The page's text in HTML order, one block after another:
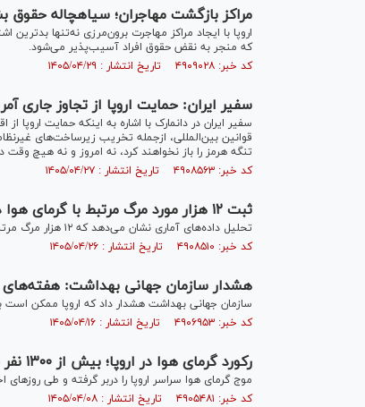
مراکز بازگشت مهاجران؛ سیاهچاله حقوق
اروپا با ایجاد مراکز مهاجرت برون‌مرزی نه‌تنها
که منجر به نقض حقوق افراد آسیب‌پذیر می‌شود.
کد خبر: ۴۹۰۹۰۲۸ تاریخ انتشار : ۱۴۰۵/۰۴/۲۹
سفیر ایران: حمایت اروپا از تجاوز جاری
سفیر ایران در دانمارک با اشاره به اینکه حمایت اروپا
قوانین بین‌المللی، ازجمله تخریب زیرساخت‌های
تنگه هرمز را باز نخواهند کرد، نه امروز و نه هیچ وقت
کد خبر: ۴۹۰۸۵۶۳ تاریخ انتشار : ۱۴۰۵/۰۴/۲۷
ثبت ۱۲ هزار مورد مرگ مرتبط با گرمای هوا در چند کشور اروپایی
تحلیل داده‌های آماری نشان می‌دهد که ۱۲ هزار مرگ مرتبط با گرمای هوا در چند کشور اروپایی طی یک هفته ثبت شده است.
کد خبر: ۴۹۰۸۵۱۰ تاریخ انتشار : ۱۴۰۵/۰۴/۲۶
هشدار سازمان جهانی بهداشت: هفته‌های
سازمان جهانی بهداشت هشدار داد که اروپا ممکن است
کد خبر: ۴۹۰۶۹۵۳ تاریخ انتشار : ۱۴۰۵/۰۴/۱۶
رکورد گرمای هوا در اروپا؛ بیش از ۱۳۰۰ نفر جان باختند
موج گرمای هوا سراسر اروپا را دربر گرفته و طی
کد خبر: ۴۹۰۵۴۸۱ تاریخ انتشار : ۱۴۰۵/۰۴/۰۸